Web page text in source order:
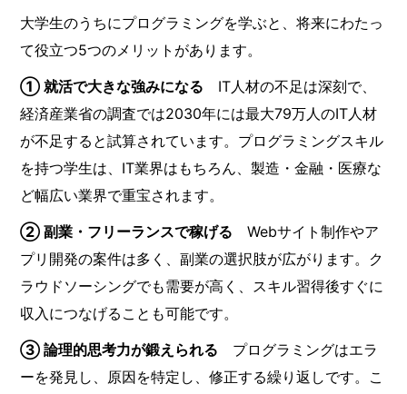
大学生のうちにプログラミングを学ぶと、将来にわたっ
て役立つ5つのメリットがあります。
① 就活で大きな強みになる IT人材の不足は深刻で、
経済産業省の調査では2030年には最大79万人のIT人材
が不足すると試算されています。プログラミングスキル
を持つ学生は、IT業界はもちろん、製造・金融・医療な
ど幅広い業界で重宝されます。
② 副業・フリーランスで稼げる Webサイト制作やア
プリ開発の案件は多く、副業の選択肢が広がります。ク
ラウドソーシングでも需要が高く、スキル習得後すぐに
収入につなげることも可能です。
③ 論理的思考力が鍛えられる プログラミングはエラ
ーを発見し、原因を特定し、修正する繰り返しです。こ